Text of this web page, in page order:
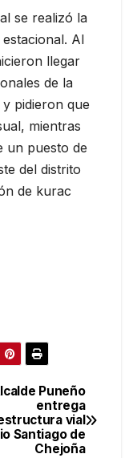
se realizó la
Al
llegar
de la
pidieron que
mientras
un puesto de
del distrito
de kurac
Puneño
entrega
vial
Santiago de
Chejoña